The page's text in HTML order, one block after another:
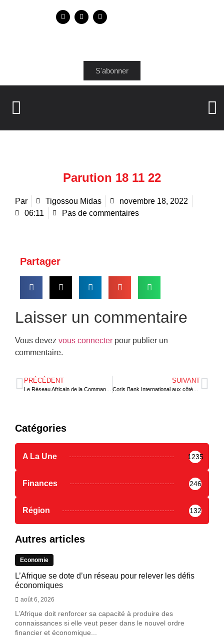
S'abonner
Parution 18 11 22
Par Tigossou Midas
novembre 18, 2022
06:11
Pas de commentaires
Partager
Laisser un commentaire
Vous devez vous connecter pour publier un
commentaire.
PRÉCÉDENT SUIVANT
Coris Bank International aux côtés des pharmaciens
Catégories
A La Une 1235
Finances 246
Région 132
Autres articles
Economie
L’Afrique se dote d’un réseau pour relever les défis
économiques
août 6, 2026
L’Afrique doit renforcer sa capacité à produire des
connaissances si elle veut peser dans le nouvel ordre
financier et économique...